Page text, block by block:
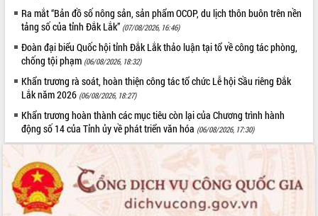
liệu và Bản đồ số
Tập huấn ứng dụng trí tuệ nhân tạo (AI)
trong thương mại điện tử năm 2026
Đoàn đại biểu Quốc hội tỉnh Đắk Lắk
trao đổi thông tin trước Kỳ họp thứ
nhất, Quốc hội khóa XVI
Quyết liệt cải cách hành chính, khơi
thông nguồn lực phát triển
Nâng cao hiệu lực, hiệu quả HĐND
tỉnh thông qua hiện đại hóa hành chính
Xã Ea Phê gắn cải cách hành chính với
chuyển đổi số
Phó Chủ tịch Thường trực UBND tỉnh
Ra mắt “Bản đồ số nông sản, sản phẩm OCOP, du lịch thôn buôn trên nền
tảng số của tỉnh Đắk Lắk” (07/08/2026, 16:46)
Đoàn đại biểu Quốc hội tỉnh Đắk Lắk thảo luận tại tổ về công tác phòng,
chống tội phạm (06/08/2026, 18:32)
Khẩn trương rà soát, hoàn thiện công tác tổ chức Lễ hội Sầu riêng Đắk
Lắk năm 2026 (06/08/2026, 18:27)
Khẩn trương hoàn thành các mục tiêu còn lại của Chương trình hành
động số 14 của Tỉnh ủy về phát triển văn hóa (06/08/2026, 17:30)